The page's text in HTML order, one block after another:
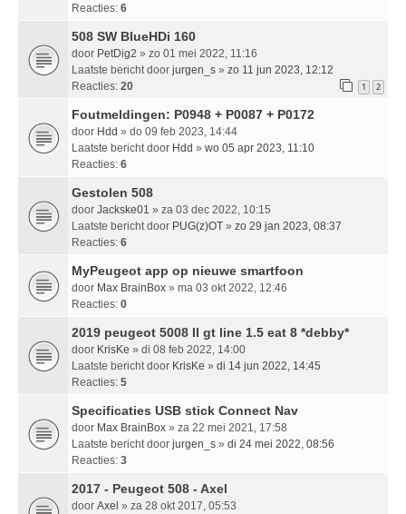
Reacties: 6
508 SW BlueHDi 160
door PetDig2 » zo 01 mei 2022, 11:16
Laatste bericht door jurgen_s » zo 11 jun 2023, 12:12
Reacties: 20 1 2
Foutmeldingen: P0948 + P0087 + P0172
door Hdd » do 09 feb 2023, 14:44
Laatste bericht door Hdd » wo 05 apr 2023, 11:10
Reacties: 6
Gestolen 508
door Jackske01 » za 03 dec 2022, 10:15
Laatste bericht door PUG(z)OT » zo 29 jan 2023, 08:37
Reacties: 6
MyPeugeot app op nieuwe smartfoon
door Max BrainBox » ma 03 okt 2022, 12:46
Reacties: 0
2019 peugeot 5008 II gt line 1.5 eat 8 *debby*
door KrisKe » di 08 feb 2022, 14:00
Laatste bericht door KrisKe » di 14 jun 2022, 14:45
Reacties: 5
Specificaties USB stick Connect Nav
door Max BrainBox » za 22 mei 2021, 17:58
Laatste bericht door jurgen_s » di 24 mei 2022, 08:56
Reacties: 3
2017 - Peugeot 508 - Axel
door Axel » za 28 okt 2017, 05:53